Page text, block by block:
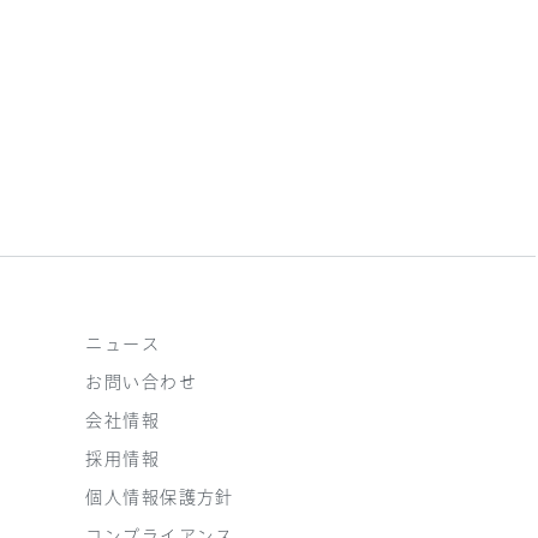
ニュース
お問い合わせ
会社情報
採用情報
個人情報保護方針